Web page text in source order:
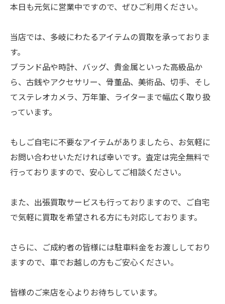
本日も元気に営業中ですので、ぜひご利用ください。
当店では、多岐にわたるアイテムの買取を承っておりま
す。
ブランド品や時計、バッグ、貴金属といった高級品か
ら、古銭やアクセサリー、骨董品、美術品、切手、そし
てステレオカメラ、万年筆、ライターまで幅広く取り扱
っています。
もしご自宅に不要なアイテムがありましたら、お気軽に
お問い合わせいただければ幸いです。査定は完全無料で
行っておりますので、安心してご相談ください。
また、出張買取サービスも行っておりますので、ご自宅
で気軽に買取を希望される方にも対応しております。
さらに、ご成約者の皆様には駐車料金をお渡ししており
ますので、車でお越しの方もご安心ください。
皆様のご来店を心よりお待ちしています。